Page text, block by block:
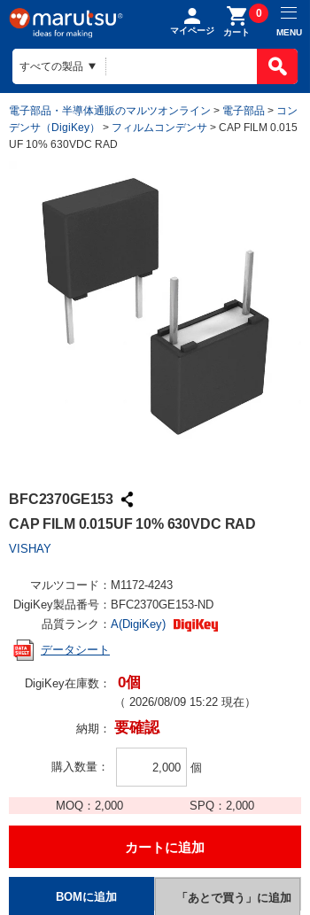
マイページ カート
0
MENU
電子部品・半導体通販のマルツオンライン > 電子部品 > コン
デンサ（DigiKey）
> フィルムコンデンサ > CAP FILM 0.015
UF 10% 630VDC RAD
BFC2370GE153
CAP FILM 0.015UF 10% 630VDC RAD
VISHAY
マルツコード： M1172-4243
DigiKey製品番号： BFC2370GE153-ND
品質ランク： A(DigiKey)
データシート
DigiKey在庫数： 0個
（ 2026/08/09 15:22 現在）
納期： 要確認
購入数量 個
MOQ： 2,000 SPQ：2,000